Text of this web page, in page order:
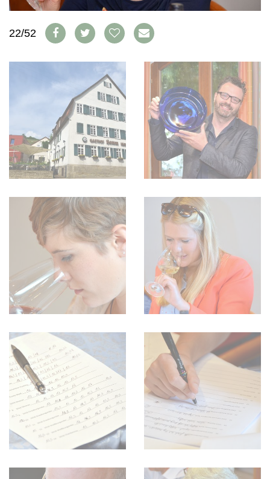
AUSGABE
ARCHIV
BÜCHER
WEINSZENE
PORTRAITS
VINOPHILES
ANMELDEN
GEWINNSPIELE
TRINKREIFETABELLE
WEINSUCHE
NEWSLETTER
WINE TRADE CLUB
REDAKTION
WERBUNG
PRESSE
IMPRESSUM
AGB & DATENSCHUTZ
22/52